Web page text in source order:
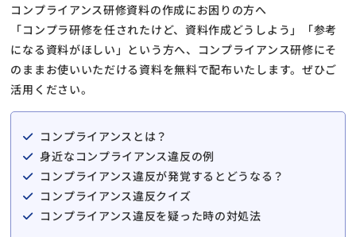
コンプライアンス研修資料の作成にお困りの方へ
「コンプラ研修を任されたけど、資料作成どうしよう」「参考
になる資料がほしい」という方へ、コンプライアンス研修にそ
のままお使いいただける資料を無料で配布いたします。ぜひご
活用ください。
コンプライアンスとは？
身近なコンプライアンス違反の例
コンプライアンス違反が発覚するとどうなる？
コンプライアンス違反クイズ
コンプライアンス違反を疑った時の対処法